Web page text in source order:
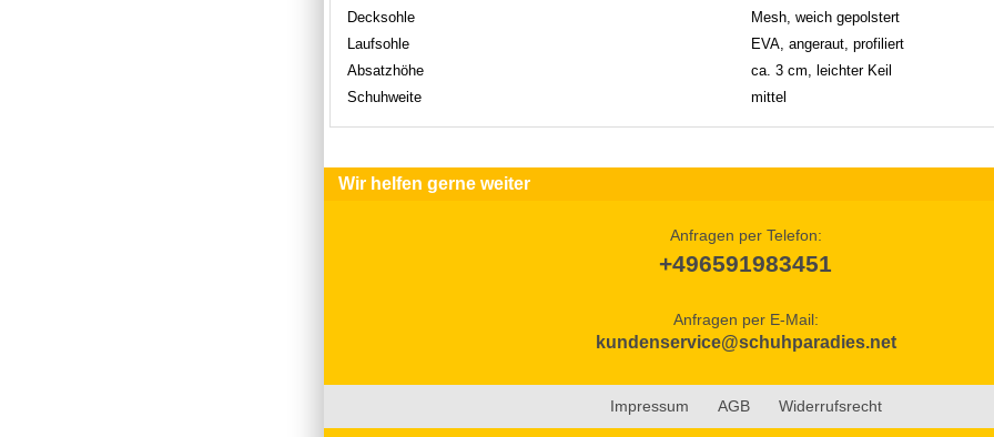
Decksohle
Mesh, weich gepolstert
Laufsohle
EVA, angeraut, profiliert
Absatzhöhe
ca. 3 cm, leichter Keil
Schuhweite
mittel
Wir helfen gerne weiter
Anfragen per Telefon:
+496591983451
Anfragen per E-Mail:
kundenservice@schuhparadies.net
Impressum AGB Widerrufsrecht